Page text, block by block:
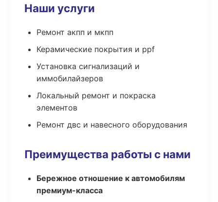
Наши услуги
Ремонт акпп и мкпп
Керамические покрытия и ppf
Установка сигнализаций и
иммобилайзеров
Локальный ремонт и покраска
элементов
Ремонт двс и навесного оборудования
Преимущества работы с нами
Бережное отношение к автомобилям
премиум-класса